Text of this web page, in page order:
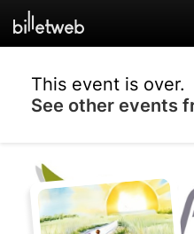
This event is over.
See other events